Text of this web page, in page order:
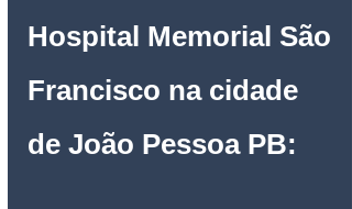
Hospital Memorial São
Francisco na cidade
de João Pessoa PB: